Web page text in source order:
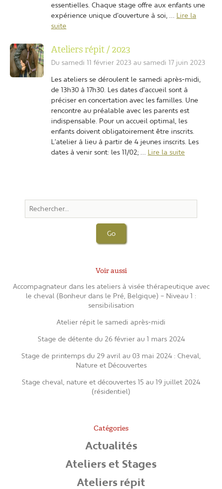
essentielles. Chaque stage offre aux enfants une
expérience unique d’ouverture à soi, … Lire la
suite
Ateliers répit / 2023
Du samedi 11 février 2023 au samedi 17 juin 2023
Les ateliers se déroulent le samedi après-midi,
de 13h30 à 17h30. Les dates d’accueil sont à
préciser en concertation avec les familles. Une
rencontre au préalable avec les parents est
indispensable. Pour un accueil optimal, les
enfants doivent obligatoirement être inscrits.
L’atelier à lieu à partir de 4 jeunes inscrits. Les
dates à venir sont: les 11/02; … Lire la suite
Go
Voir aussi
Accompagnateur dans les ateliers à visée thérapeutique avec
le cheval (Bonheur dans le Pré, Belgique) – Niveau 1 :
sensibilisation
Atelier répit le samedi après-midi
Stage de détente du 26 février au 1 mars 2024
Stage de printemps du 29 avril au 03 mai 2024 : Cheval,
Nature et Découvertes
Stage cheval, nature et découvertes 15 au 19 juillet 2024
(résidentiel)
Catégories
Actualités
Ateliers et Stages
Ateliers répit